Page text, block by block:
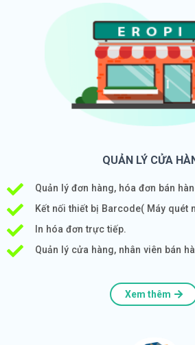
QUẢN LÝ CỬA
Quản lý đơn hàng, hóa đơn bán
Kết nối thiết bị Barcode( Máy quét
In hóa đơn trực tiếp.
Quản lý cửa hàng, nhân viên bán
Xem thêm